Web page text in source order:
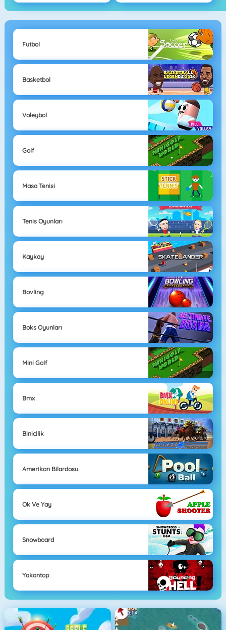
Futbol
Basketbol
Voleybol
Golf
Masa Tenisi
Tenis Oyunları
Kaykay
Bovling
Boks Oyunları
Mini Golf
Bmx
Binicilik
Amerikan Bilardosu
Ok Ve Yay
Snowboard
Yakantop